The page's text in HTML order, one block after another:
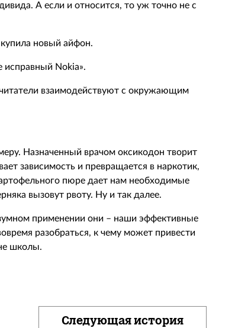
А если и относится, то уж точно не с
новый айфон.
исправный Nokia».
взаимодействуют с окружающим
Назначенный врачом оксикодон творит
зависимость и превращается в наркотик,
пюре дает нам необходимые
вызовут рвоту. Ну и так далее.
применении они – наши эффективные
разобраться, к чему может привести
школы.
Следующая история